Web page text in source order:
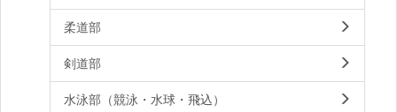
柔道部
剣道部
水泳部（競泳・水球・飛込）